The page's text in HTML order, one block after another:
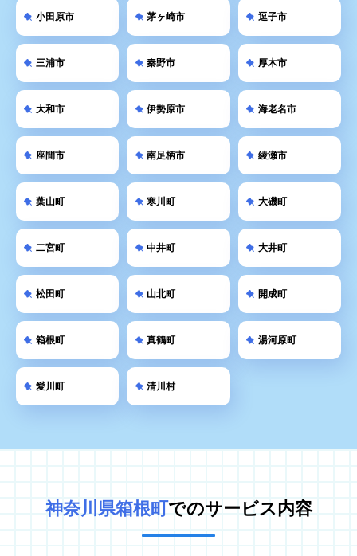
小田原市 茅ヶ崎市 逗子市
三浦市 秦野市 厚木市
大和市 伊勢原市 海老名市
座間市 南足柄市 綾瀬市
葉山町 寒川町 大磯町
二宮町 中井町 大井町
松田町 山北町 開成町
箱根町 真鶴町 湯河原町
愛川町 清川村
神奈川県箱根町でのサービス内容